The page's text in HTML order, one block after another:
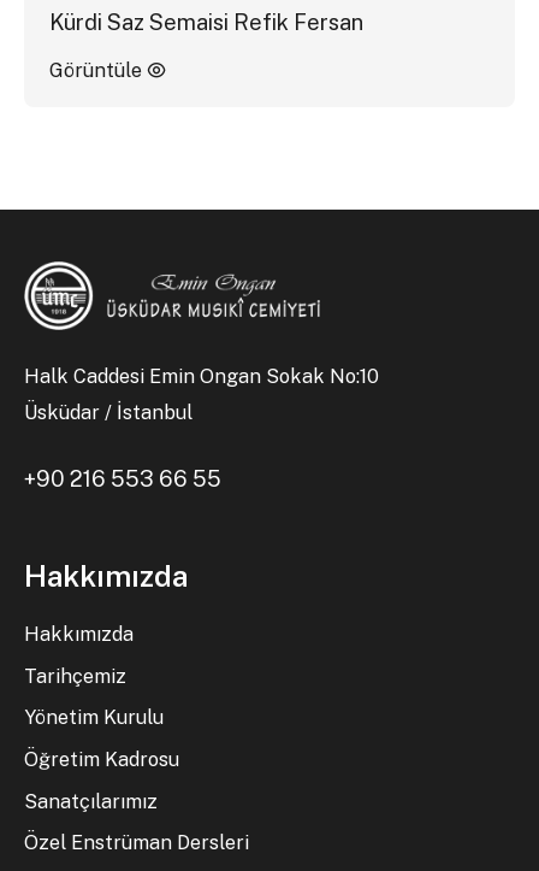
Kürdi Saz Semaisi Refik Fersan
Görüntüle
Halk Caddesi Emin Ongan Sokak No:10
Üsküdar / İstanbul
+90 216 553 66 55
Hakkımızda
Hakkımızda
Tarihçemiz
Yönetim Kurulu
Öğretim Kadrosu
Sanatçılarımız
Özel Enstrüman Dersleri